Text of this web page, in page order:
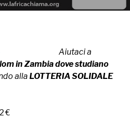
Aiutaci a
in Zambia dove studiano
alla LOTTERIA SOLIDALE
€